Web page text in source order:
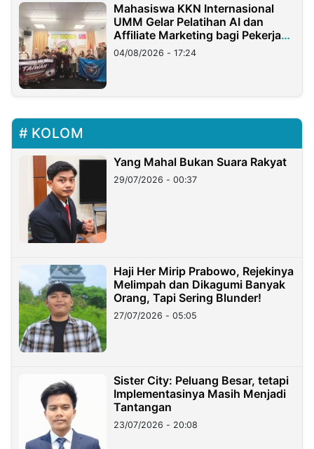
Mahasiswa KKN Internasional
UMM Gelar Pelatihan AI dan
Affiliate Marketing bagi Pekerja
Migran Indonesia di Taiwan
04/08/2026 - 17:24
KOLOM
Yang Mahal Bukan Suara Rakyat
29/07/2026 - 00:37
Haji Her Mirip Prabowo, Rejekinya
Melimpah dan Dikagumi Banyak
Orang, Tapi Sering Blunder!
27/07/2026 - 05:05
Sister City: Peluang Besar, tetapi
Implementasinya Masih Menjadi
Tantangan
23/07/2026 - 20:08